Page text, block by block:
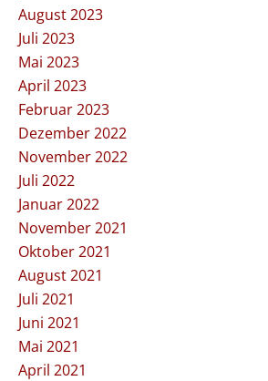
August 2023
Juli 2023
Mai 2023
April 2023
Februar 2023
Dezember 2022
November 2022
Juli 2022
Januar 2022
November 2021
Oktober 2021
August 2021
Juli 2021
Juni 2021
Mai 2021
April 2021